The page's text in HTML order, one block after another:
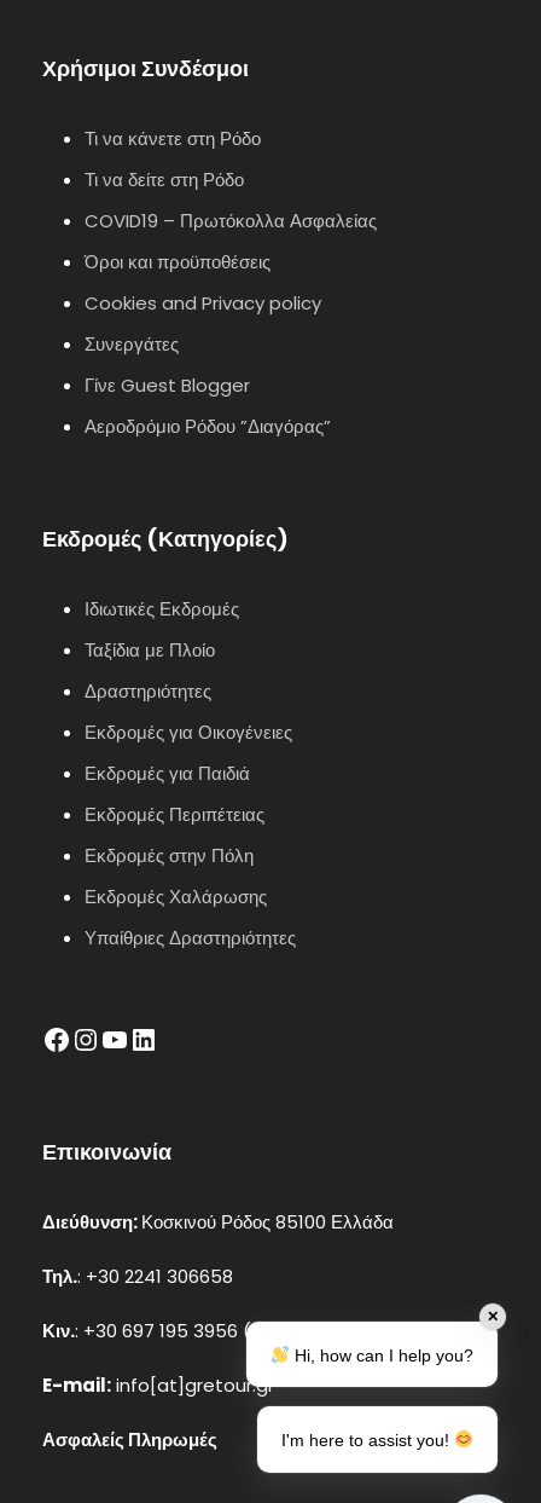
Χρήσιμοι Συνδέσμοι
Τι να κάνετε στη Ρόδο
Τι να δείτε στη Ρόδο
COVID19 – Πρωτόκολλα Ασφαλείας
Όροι και προϋποθέσεις
Cookies and Privacy policy
Συνεργάτες
Γίνε Guest Blogger
Αεροδρόμιο Ρόδου ”Διαγόρας”
Εκδρομές (Κατηγορίες)
Ιδιωτικές Εκδρομές
Ταξίδια με Πλοίο
Δραστηριότητες
Εκδρομές για Οικογένειες
Εκδρομές για Παιδιά
Εκδρομές Περιπέτειας
Εκδρομές στην Πόλη
Εκδρομές Χαλάρωσης
Υπαίθριες Δραστηριότητες
facebook InstagramYouTube LinkedIn
Επικοινωνία
Διεύθυνση:Κοσκινού Ρόδος 85100 Ελλάδα
Τηλ.: +30 2241 306658
Κιν.: +30 697 195 3956 (Whatsapp, Viber)
E-mail:info[at]gretour.gr
Ασφαλείς Πληρωμές
✕
Hi, how can I help you?
I'm here to assist you!